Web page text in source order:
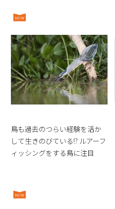
鳥も過去のつらい経験を活か
して生きのびている!? ルアーフ
ィッシングをする鳥に注目